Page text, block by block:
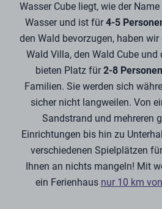
Wasser Cube liegt, wie der
Wasser und ist für4-5
den Wald bevorzugen, haben
Wald Villa, den Wald Cube und
bieten Platz für2-8 Personen
Familien. Sie werden sich
sicher nicht langweilen. Von
Sandstrand und mehreren
Einrichtungen bis hin zu
verschiedenen Spielplätzen
Ihnen an nichts mangeln! Mit
ein Ferienhaus nur 10 km